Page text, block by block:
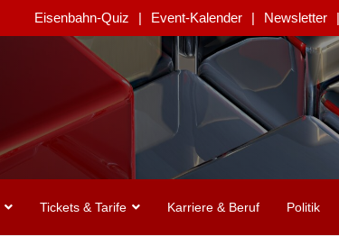
Eisenbahn-Quiz Event-Kalender Newsletter
Tickets & Tarife Karriere & Beruf Politik